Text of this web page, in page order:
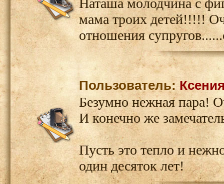
Наташа молодчина с
мама троих детей!!!!!
отношения
Пользователь:
Безумно нежная пара!
И конечно же
Пусть это тепло и
один десяток лет!